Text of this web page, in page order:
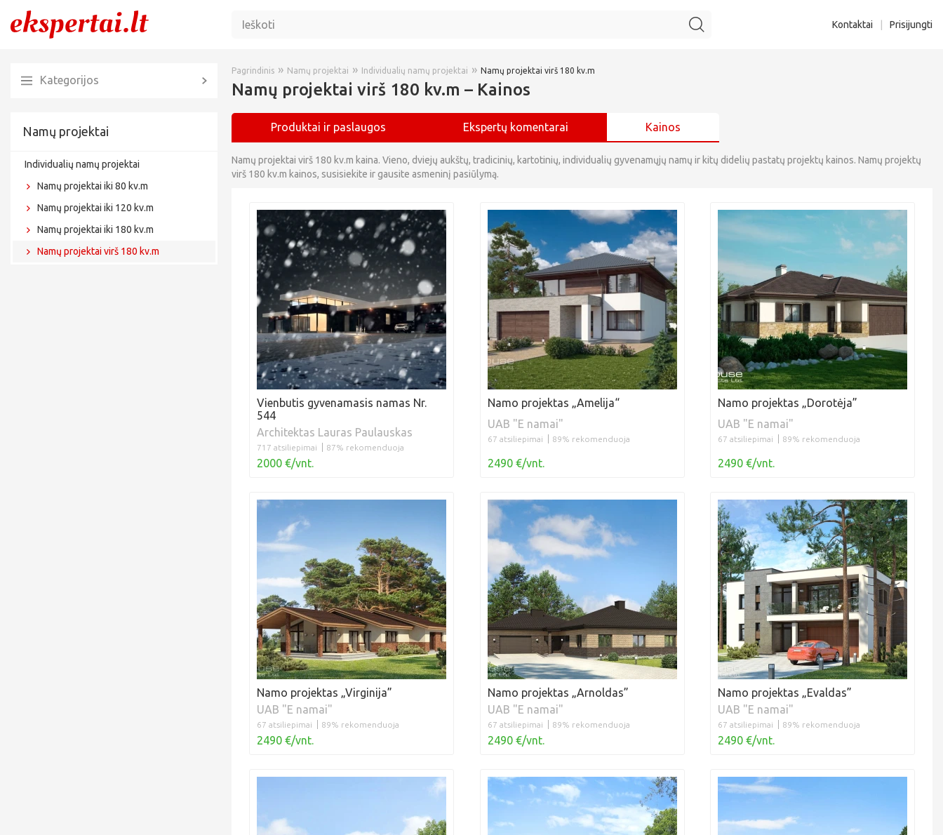
Kontaktai Prisijungti
Kategorijos
Namų projektai
Individualių namų projektai
Namų projektai iki 80 kv.m
Namų projektai iki 120 kv.m
Namų projektai iki 180 kv.m
Namų projektai virš 180 kv.m
Pagrindinis » Namų projektai » Individualių namų projektai » Namų projektai virš 180 kv.m
Namų projektai virš 180 kv.m – Kainos
Produktai ir paslaugos Ekspertų komentarai Kainos
Namų projektai virš 180 kv.m kaina. Vieno, dviejų aukštų, tradicinių, kartotinių, individualių gyvenamųjų namų ir kitų didelių pastatų projektų kainos. Namų projektų
virš 180 kv.m kainos, susisiekite ir gausite asmeninį pasiūlymą.
Vienbutis gyvenamasis namas Nr.
544
Architektas Lauras Paulauskas
717 atsiliepimai 87% rekomenduoja
2000 €/vnt.
Namo projektas „Amelija“
UAB "E namai"
67 atsiliepimai 89% rekomenduoja
2490 €/vnt.
Namo projektas „Dorotėja”
UAB "E namai"
67 atsiliepimai 89% rekomenduoja
2490 €/vnt.
Namo projektas „Virginija”
UAB "E namai"
67 atsiliepimai 89% rekomenduoja
2490 €/vnt.
Namo projektas „Arnoldas”
UAB "E namai"
67 atsiliepimai 89% rekomenduoja
2490 €/vnt.
Namo projektas „Evaldas”
UAB "E namai"
67 atsiliepimai 89% rekomenduoja
2490 €/vnt.